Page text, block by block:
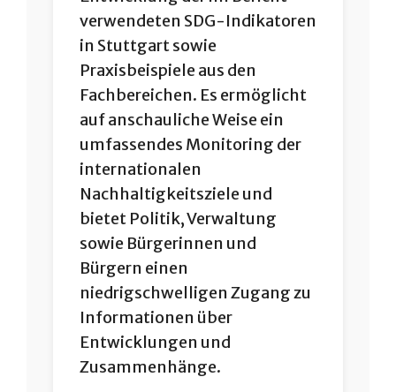
verwendeten SDG-Indikatoren
in Stuttgart sowie
Praxisbeispiele aus den
Fachbereichen. Es ermöglicht
auf anschauliche Weise ein
umfassendes Monitoring der
internationalen
Nachhaltigkeitsziele und
bietet Politik, Verwaltung
sowie Bürgerinnen und
Bürgern einen
niedrigschwelligen Zugang zu
Informationen über
Entwicklungen und
Zusammenhänge.